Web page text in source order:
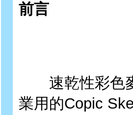
前言
速乾性彩色麥
業用的Copic